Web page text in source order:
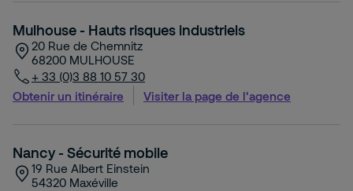
Mulhouse - Hauts risques industriels
20 Rue de Chemnitz
68200 MULHOUSE
+ 33 (0)3 88 10 57 30
Obtenir un itinéraire
Visiter la page de l'agence
Nancy - Sécurité mobile
19 Rue Albert Einstein
54320 Maxéville